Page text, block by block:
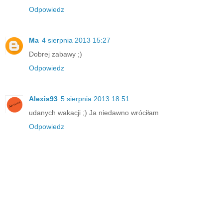
Odpowiedz
Ma 4 sierpnia 2013 15:27
Dobrej zabawy ;)
Odpowiedz
Alexis93 5 sierpnia 2013 18:51
udanych wakacji ;) Ja niedawno wróciłam
Odpowiedz